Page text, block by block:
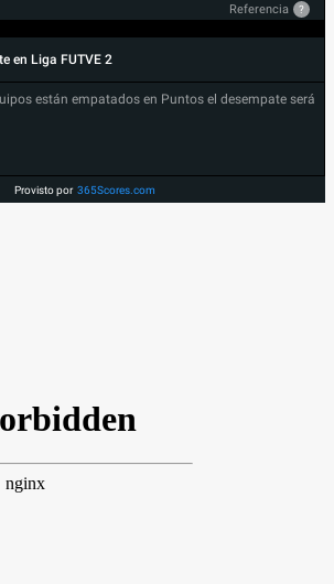
Referencia ?
en Liga FUTVE 2
están empatados en Puntos el desempate será
Provisto por 365Scores.com